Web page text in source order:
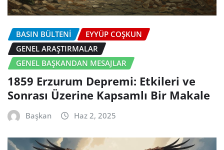
BASIN BÜLTENI
EYYÜP COŞKUN
GENEL ARAŞTIRMALAR
GENEL BAŞKANDAN MESAJLAR
1859 Erzurum Depremi: Etkileri ve
Sonrası Üzerine Kapsamlı Bir Makale
Başkan Haz 2, 2025